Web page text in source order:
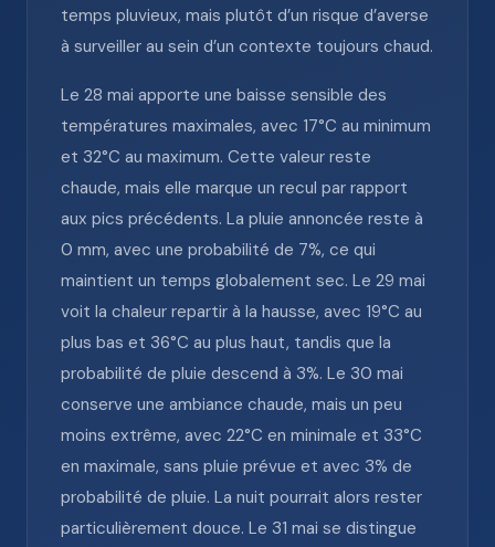
temps pluvieux, mais plutôt d’un risque d’averse
à surveiller au sein d’un contexte toujours chaud.
Le 28 mai apporte une baisse sensible des
températures maximales, avec 17°C au minimum
et 32°C au maximum. Cette valeur reste
chaude, mais elle marque un recul par rapport
aux pics précédents. La pluie annoncée reste à
0 mm, avec une probabilité de 7%, ce qui
maintient un temps globalement sec. Le 29 mai
voit la chaleur repartir à la hausse, avec 19°C au
plus bas et 36°C au plus haut, tandis que la
probabilité de pluie descend à 3%. Le 30 mai
conserve une ambiance chaude, mais un peu
moins extrême, avec 22°C en minimale et 33°C
en maximale, sans pluie prévue et avec 3% de
probabilité de pluie. La nuit pourrait alors rester
particulièrement douce. Le 31 mai se distingue